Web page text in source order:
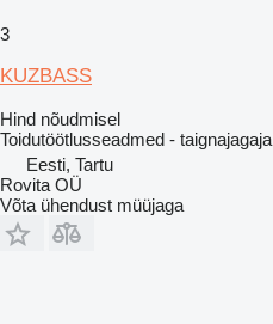
3
KUZBASS
Hind nõudmisel
Toidutöötlusseadmed - taignajagaja
Eesti, Tartu
Rovita OÜ
Võta ühendust müüjaga